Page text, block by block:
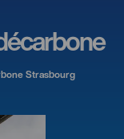
Strasbourg